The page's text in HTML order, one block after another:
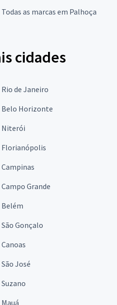
Todas as marcas em Palhoça
cidades
Rio de Janeiro
Belo Horizonte
Niterói
Florianópolis
Campinas
Campo Grande
Belém
São Gonçalo
Canoas
São José
Suzano
Mauá